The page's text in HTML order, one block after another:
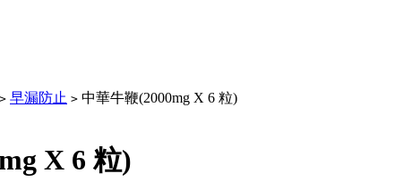
> 早漏防止 > 中華牛鞭(2000mg X 6 粒)
X 6 粒)